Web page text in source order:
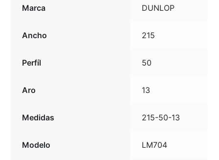
Marca DUNLOP
Ancho 215
Perfíl 50
Aro 13
Medidas 215-50-13
Modelo LM704